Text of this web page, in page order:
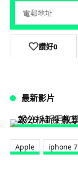
讚好0
最新影片
Apple iphone 7